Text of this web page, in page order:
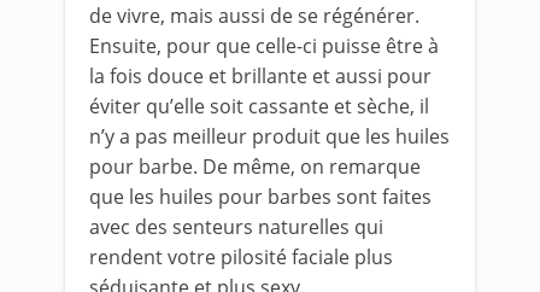
de vivre, mais aussi de se régénérer.
Ensuite, pour que celle-ci puisse être à
la fois douce et brillante et aussi pour
éviter qu’elle soit cassante et sèche, il
n’y a pas meilleur produit que les huiles
pour barbe. De même, on remarque
que les huiles pour barbes sont faites
avec des senteurs naturelles qui
rendent votre pilosité faciale plus